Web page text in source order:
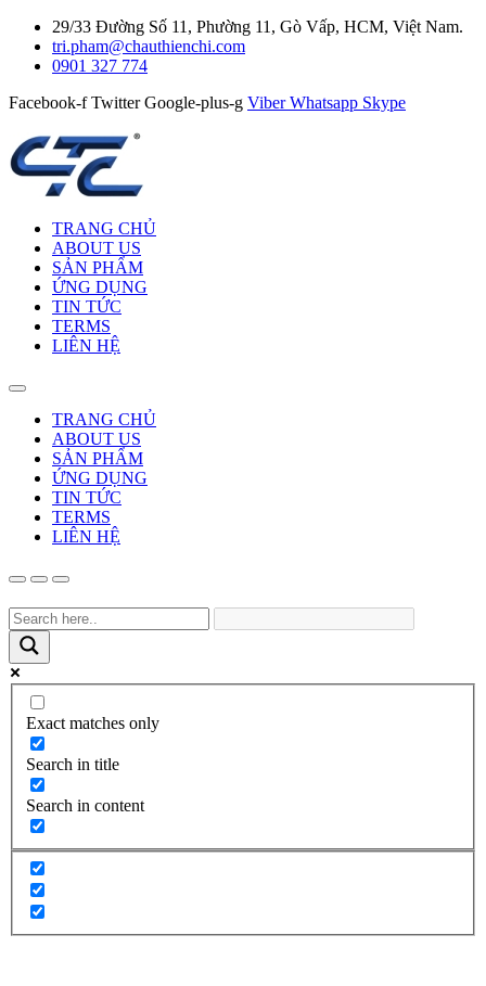
29/33 Đường Số 11, Phường 11, Gò Vấp, HCM, Việt Nam.
tri.pham@chauthienchi.com
0901 327 774
Facebook-f Twitter Google-plus-g Viber Whatsapp Skype
TRANG CHỦ
ABOUT US
SẢN PHẨM
ỨNG DỤNG
TIN TỨC
TERMS
LIÊN HỆ
TRANG CHỦ
ABOUT US
SẢN PHẨM
ỨNG DỤNG
TIN TỨC
TERMS
LIÊN HỆ
Exact matches only
Search in title
Search in content